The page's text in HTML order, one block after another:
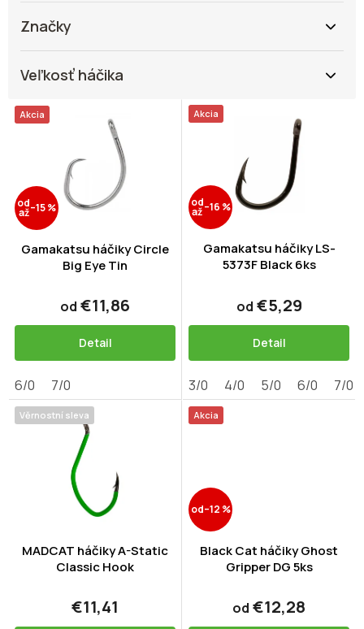
Značky
Veľkosť háčika
V
ý
p
o
Akcia
od
až–15 %
Gamakatsu háčiky Circle
Big Eye Tin
od €11,86
Detail
6/0 7/0
Akcia
od
až–16 %
Gamakatsu háčiky LS-
5373F Black 6ks
od €5,29
Detail
3/0 4/0 5/0 6/0 7/0
Věrnostní sleva
MADCAT háčiky A-Static
Classic Hook
€11,41
Akcia
od–12 %
Black Cat háčiky Ghost
Gripper DG 5ks
od €12,28